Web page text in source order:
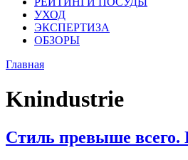
УХОД
ЭКСПЕРТИЗА
ОБЗОРЫ
Главная
Knindustrie
Стиль превыше всего.